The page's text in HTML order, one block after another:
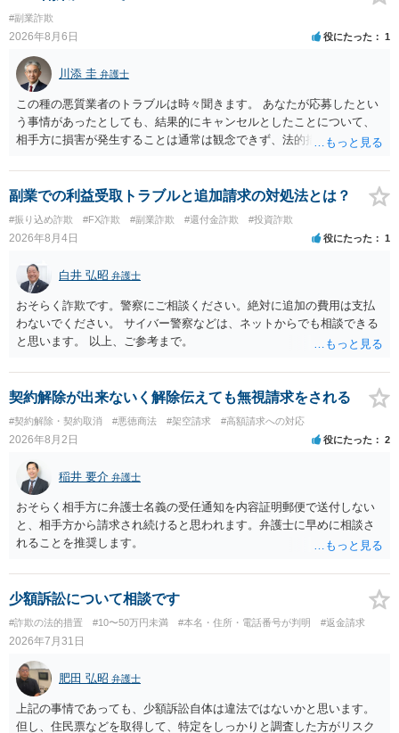
#副業詐欺
2026年8月6日 役にたった 1
川添 圭 弁護士
この種の悪質業者のトラブルは時々聞きます。 あなたが応募したとい
う事情があったとしても、結果的にキャンセルとしたことについて、
相手方に損害が発生することは通常は観念できず、法的措置を採って
ず、最寄りの消費生活センターへ相談し、連絡を無視してよいかどう
かのアドバイスを受けられることをお勧めします。しつこいようであ
れば、弁護士へ依頼して警告してもらうことも必要になるかもしれま
せん。
副業での利益受取トラブルと追加請求の対処法とは？
#振り込め詐欺 #FX詐欺 #副業詐欺 #還付金詐欺 #投資詐欺
2026年8月4日 役にたった 1
白井 弘昭 弁護士
おそらく詐欺です。警察にご相談ください。絶対に追加の費用は支払
わないでください。 サイバー警察などは、ネットからでも相談できる
と思います。 以上、ご参考まで。
契約解除が出来ないく解除伝えても無視請求をされる
#契約解除・契約取消 #悪徳商法 #架空請求 #高額請求への対応
2026年8月2日 役にたった 2
稲井 要介 弁護士
おそらく相手方に弁護士名義の受任通知を内容証明郵便で送付しない
と、相手方から請求され続けると思われます。弁護士に早めに相談さ
れることを推奨します。
少額訴訟について相談です
#詐欺の法的措置 #10〜50万円未満 #本名・住所・電話番号が判明 #返金請求
2026年7月31日
肥田 弘昭 弁護士
上記の事情であっても、少額訴訟自体は違法ではないかと思います。
但し、住民票などを取得して、特定をしっかりと調査した方がリスク